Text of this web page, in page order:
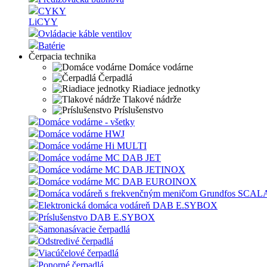
CYKY
LiCYY
Ovládacie káble ventilov
Batérie
Čerpacia technika
Domáce vodárne
Čerpadlá
Riadiace jednotky
Tlakové nádrže
Príslušenstvo
Domáce vodárne - všetky
Domáce vodárne HWJ
Domáce vodárne Hi MULTI
Domáce vodárne MC DAB JET
Domáce vodárne MC DAB JETINOX
Domáce vodárne MC DAB EUROINOX
Domáca vodáreň s frekvenčným meničom Grundfos
Elektronická domáca vodáreň DAB E.SYBOX
Príslušenstvo DAB E.SYBOX
Samonasávacie čerpadlá
Odstredivé čerpadlá
Viacúčelové čerpadlá
Ponorné čerpadlá